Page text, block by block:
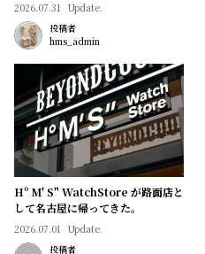
2026.07.31 Update.
投稿者
hms_admin
Hº M' S" WatchStore が路面店と
して名古屋に帰ってきた。
2026.07.01 Update.
投稿者